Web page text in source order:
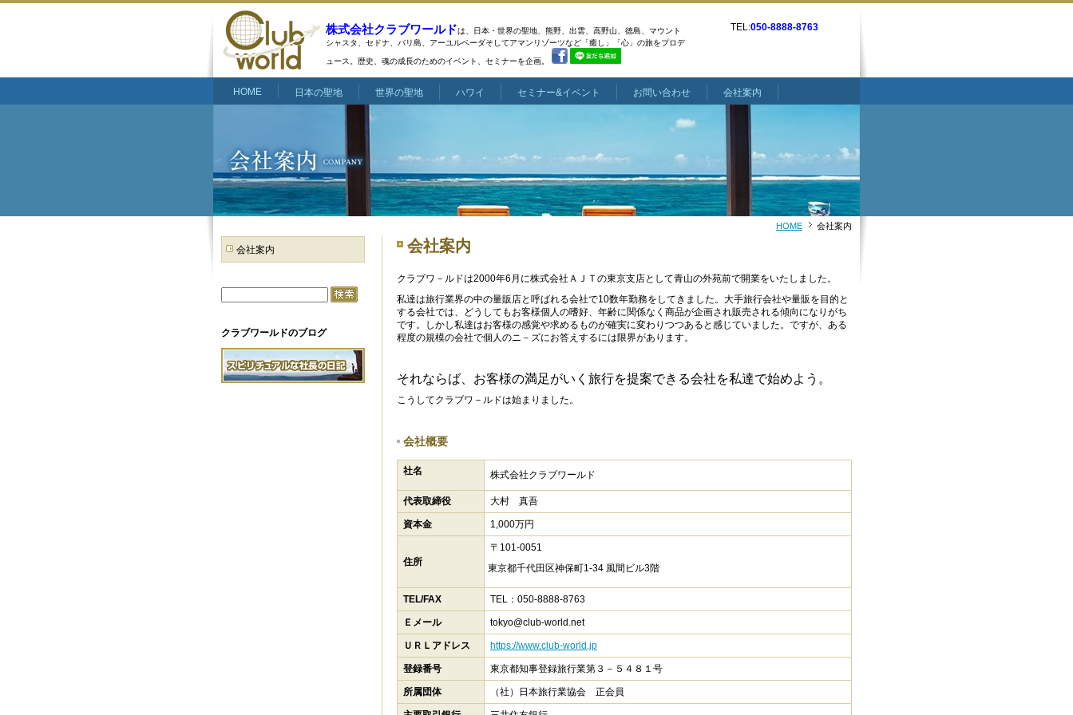
株式会社クラブワールドは、日本・世界の聖地、熊野、出雲、高野山、徳島、マウント
シャスタ、 セドナ、バリ島、アーユルベーダそしてアマンリゾーツなど 「癒し」「心」の旅をプロデ
ュース。歴史、魂の成長のためのイベント、セミナーを企画。
TEL:050-8888-8763
HOME 日本の聖地 世界の聖地 ハワイ セミナー&イベント お問い合わせ 会社案内
HOME 会社案内
会社案内
クラブワ－ルドは2000年6月に株式会社ＡＪＴの東京支店として青山の外苑前で開業をいたしました。
私達は旅行業界の中の量販店と呼ばれる会社で10数年勤務をしてきました。大手旅行会社や量販を目的と
する会社では、どうしてもお客様個人の嗜好、年齢に関係なく商品が企画され販売される傾向になりがち
です。しかし私達はお客様の感覚や求めるものが確実に変わりつつあると感じていました。ですが、ある
程度の規模の会社で個人のニ－ズにお答えするには限界があります。
それならば、お客様の満足がいく旅行を提案できる会社を私達で始めよう。
こうしてクラブワ－ルドは始まりました。
会社概要
社名 株式会社クラブワールド
代表取締役 大村 真吾
資本金 1,000万円
住所
〒101-0051
東京都千代田区神保町1-34 風間ビル3階
TEL/FAX TEL：050-8888-8763
Ｅメール tokyo@club-world.net
ＵＲＬアドレス https://www.club-world.jp
登録番号 東京都知事登録旅行業第３－５４８１号
所属団体 （社）日本旅行業協会 正会員
会社案内
クラブワールドのブログ